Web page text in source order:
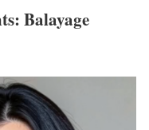
Balayage